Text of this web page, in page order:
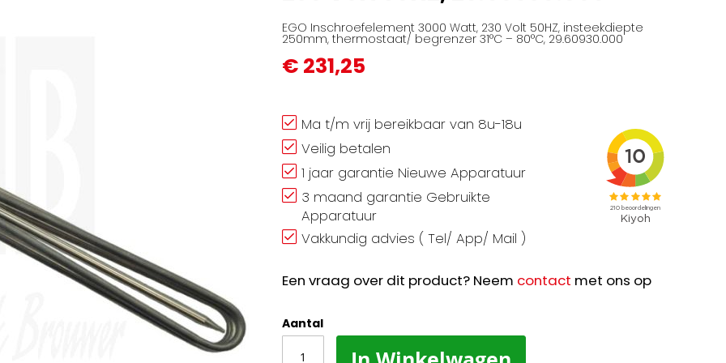
EGO Inschroefelement 3000 Watt, 230 Volt 50HZ, insteekdiepte
250mm, thermostaat/ begrenzer 31°C – 80°C, 29.60930.000
€ 231,25
Ma t/m vrij bereikbaar van 8u-18u
Veilig betalen
1 jaar garantie Nieuwe Apparatuur
3 maand garantie Gebruikte
Apparatuur
Vakkundig advies ( Tel/ App/ Mail )
Een vraag over dit product? Neem contact met ons op
Aantal